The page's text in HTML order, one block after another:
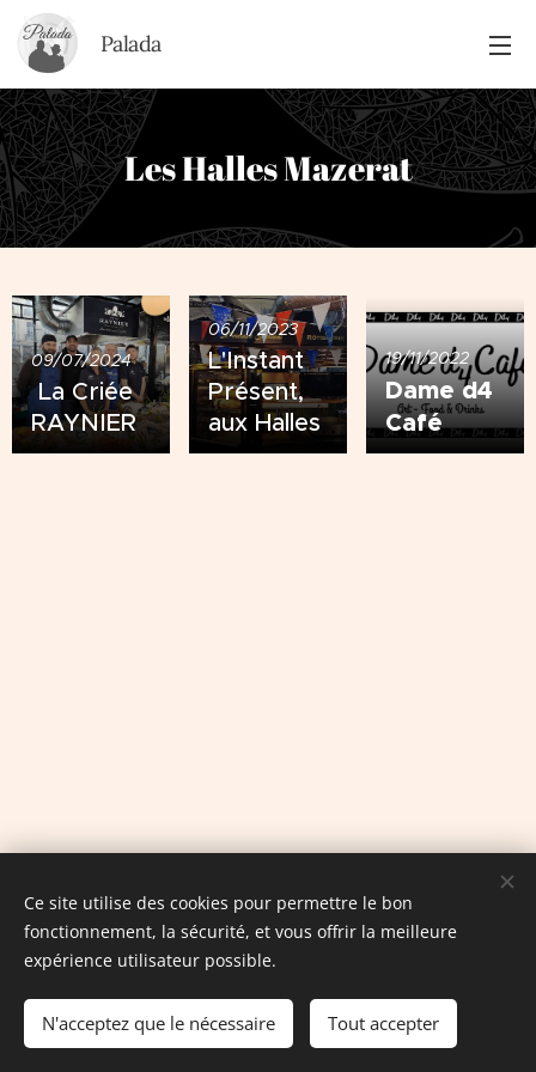
Palada
Les Halles Mazerat
09/07/2024
La Criée
RAYNIER
06/11/2023
L'Instant
Présent,
aux Halles
19/11/2022
Dame d4
Café
Tous droits réservésBlogPalada,
www.palada.fr
Contact blogueur :contact.palada@gmail.com
Cookies
Ce site utilise des cookies pour permettre le bon
fonctionnement, la sécurité, et vous offrir la meilleure
expérience utilisateur possible.
N'acceptez que le nécessaire Tout accepter